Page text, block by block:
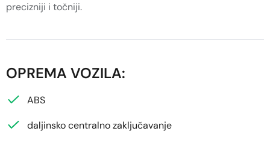
precizniji i točniji.
OPREMA VOZILA:
ABS
daljinsko centralno zaključavanje